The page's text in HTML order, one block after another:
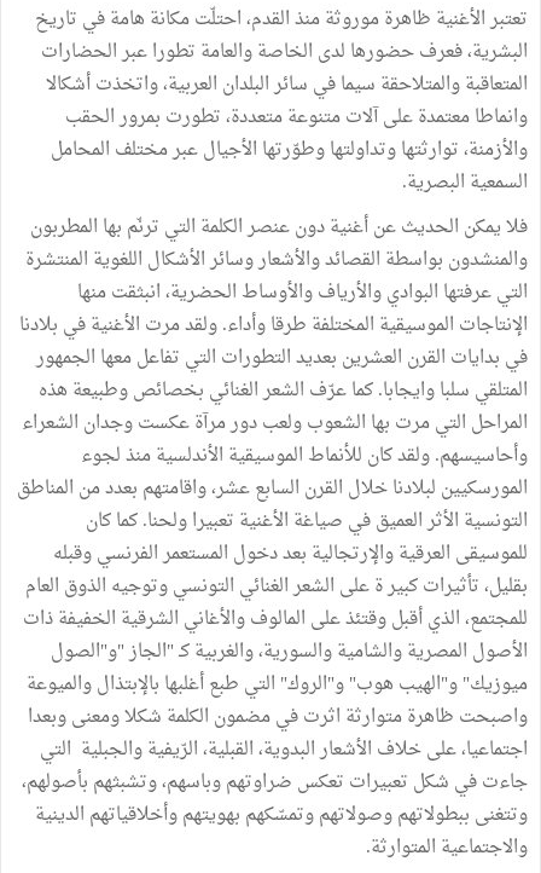
تعتبر الأغنية ظاهرة موروثة منذ القدم، احتلّت مكانة هامة في تاريخ
البشرية، فعرف حضورها لدى الخاصة والعامة تطورا عبر الحضارات
المتعاقبة والمتلاحقة سيما في سائر البلدان العربية، واتخذت أشكالا
وانماطا معتمدة على آلات متنوعة متعددة، تطورت بمرور الحقب
والأزمنة، توارثتها وتداولتها وطوّرتها الأجيال عبر مختلف المحامل
السمعية البصرية.
فلا يمكن الحديث عن أغنية دون عنصر الكلمة التي ترنّم بها المطربون
والمنشدون بواسطة القصائد والأشعار وسائر الأشكال اللغوية المنتشرة
التي عرفتها البوادي والأرياف والأوساط الحضرية، انبثقت منها
الإنتاجات الموسيقية المختلفة طرقا وأداء. ولقد مرت الأغنية في بلادنا
في بدايات القرن العشرين بعديد التطورات التي تفاعل معها الجمهور
المتلقي سلبا وايجابا. كما عرّف الشعر الغنائي بخصائص وطبيعة هذه
المراحل التي مرت بها الشعوب ولعب دور مرآة عكست وجدان الشعراء
وأحاسيسهم. ولقد كان للأنماط الموسيقية الأندلسية منذ لجوء
المورسكيين لبلادنا خلال القرن السابع عشر، واقامتهم بعدد من المناطق
التونسية الأثر العميق في صياغة الأغنية تعبيرا ولحنا. كما كان
للموسيقى العرقية والإرتجالية بعد دخول المستعمر الفرنسي وقبله
بقليل، تأثيرات كبير ة على الشعر الغنائي التونسي وتوجيه الذوق العام
للمجتمع، الذي أقبل وقتئذ على المالوف والأغاني الشرقية الخفيفة ذات
الأصول المصرية والشامية والسورية، والغربية كـ "الجاز "و"الصول
ميوزيك" و"الهيب هوب" و"الروك" التي طبع أغلبها بالإبتذال والميوعة
واصبحت ظاهرة متوارثة اثرت في مضمون الكلمة شكلا ومعنى وبعدا
اجتماعيا، على خلاف الأشعار البدوية، القبلية، الرّيفية والجبلية التي
جاءت في شكل تعبيرات تعكس ضراوتهم وباسهم، وتشبثهم بأصولهم،
وتتغنى ببطولاتهم وصولاتهم وتمسّكهم بهويتهم وأخلاقياتهم الدينية
والاجتماعية المتوارثة.